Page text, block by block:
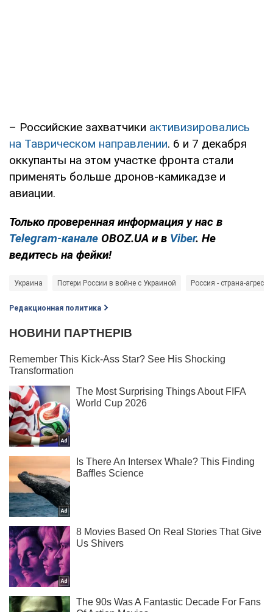
– Российские захватчики активизировались
на Таврическом направлении. 6 и 7 декабря
оккупанты на этом участке фронта стали
применять больше дронов-камикадзе и
авиации.
Только проверенная информация у нас в
Telegram-канале OBOZ.UA и в Viber. Не
ведитесь на фейки!
Украина Потери России в войне с Украиной Россия - страна-
Редакционная политика